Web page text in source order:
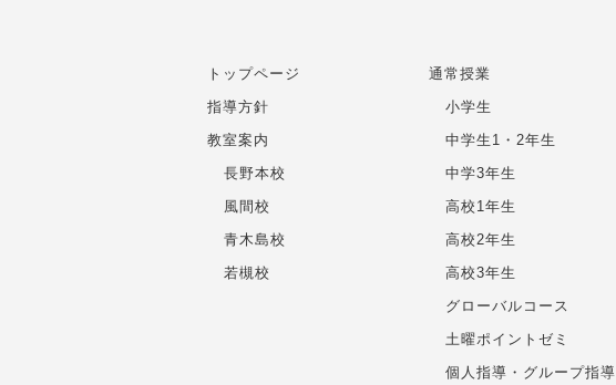
トップページ
指導方針
教室案内
長野本校
風間校
青木島校
若槻校
通常授業
小学生
中学生1・2年生
中学3年生
高校1年生
高校2年生
高校3年生
グローバルコース
土曜ポイントゼミ
個人指導・グループ指導